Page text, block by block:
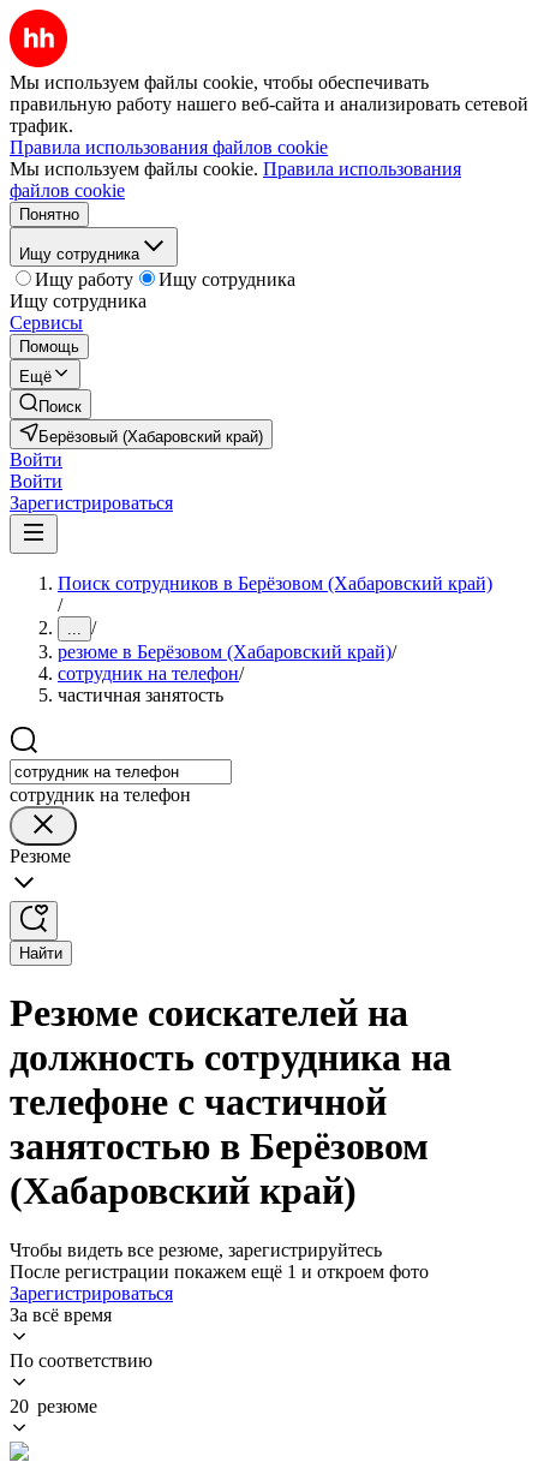
Мы используем файлы cookie, чтобы обеспечивать
правильную работу нашего веб-сайта и анализировать сетевой
трафик.
Правила использования файлов cookie
Мы используем файлы cookie. Правила использования
файлов cookie
Понятно
Ищу сотрудника
Ищу работу
Ищу сотрудника
Ищу сотрудника
Сервисы
Помощь
Ещё
Поиск
Берёзовый (Хабаровский край)
Войти
Войти
Зарегистрироваться
Поиск сотрудников в Берёзовом (Хабаровский край)
/
... /
резюме в Берёзовом (Хабаровский край)/
сотрудник на телефон/
частичная занятость
сотрудник на телефон
Резюме
Найти
Резюме соискателей на
должность сотрудника на
телефоне с частичной
занятостью в Берёзовом
(Хабаровский край)
Чтобы видеть все резюме, зарегистрируйтесь
После регистрации покажем ещё 1 и откроем фото
Зарегистрироваться
За всё время
По соответствию
20 резюме